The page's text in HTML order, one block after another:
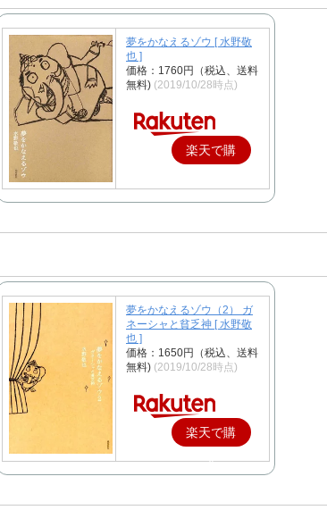
夢をかなえるゾウ [ 水野敬
也 ]
価格：1760円（税込、送料
無料) (2019/10/28時点)
楽天で購
夢をかなえるゾウ（2） ガ
ネーシャと貧乏神 [ 水野敬
也 ]
価格：1650円（税込、送料
無料) (2019/10/28時点)
楽天で購
入